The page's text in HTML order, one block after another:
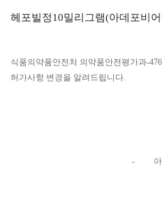
헤포빌정10밀리그램(아데포비
식품의약품안전처 의약품안전평가과-
허가사항 변경을 알려드립니다.
- 아